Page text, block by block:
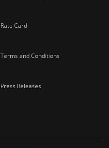
Rate Card
Terms and Conditions
Press Releases